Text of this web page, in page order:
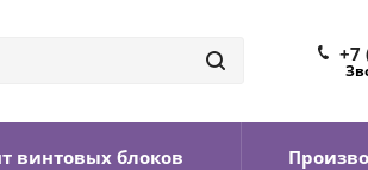
+7
винтовых блоков